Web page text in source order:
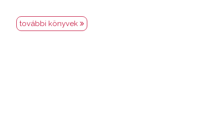
további könyvek